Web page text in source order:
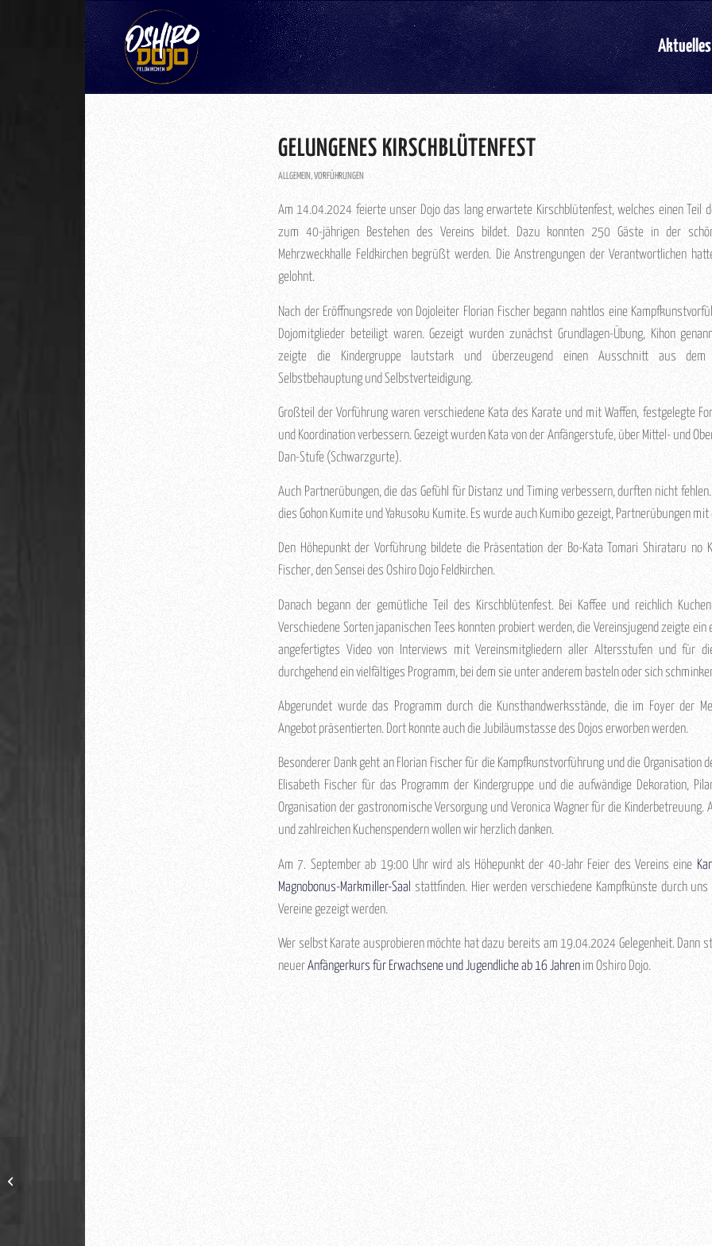
Aktuelles
GELUNGENES KIRSCHBLÜTENFEST
ALLGEMEIN,VORFÜHRUNGEN
Am 14.04.2024 feierte unser Dojo das lang erwartete Kirschblütenfest, welches einen Teil
zum 40-jährigen Bestehen des Vereins bildet. Dazu konnten 250 Gäste in der
Mehrzweckhalle Feldkirchen begrüßt werden. Die Anstrengungen der Verantwortlichen
gelohnt.
Nach der Eröffnungsrede von Dojoleiter Florian Fischer begann nahtlos eine
Dojomitglieder beteiligt waren. Gezeigt wurden zunächst Grundlagen-Übung, Kihon
zeigte die Kindergruppe lautstark und überzeugend einen Ausschnitt aus dem
Selbstbehauptung und Selbstverteidigung.
Großteil der Vorführung waren verschiedene Kata des Karate und mit Waffen, festgelegte
und Koordination verbessern. Gezeigt wurden Kata von der Anfängerstufe, über Mittel- und
Dan-Stufe (Schwarzgurte).
Auch Partnerübungen, die das Gefühl für Distanz und Timing verbessern, durften nicht
dies Gohon Kumite und Yakusoku Kumite. Es wurde auch Kumibo gezeigt, Partnerübungen mit
Den Höhepunkt der Vorführung bildete die Präsentation der Bo-Kata Tomari Shirataru no
Fischer, den Sensei des Oshiro Dojo Feldkirchen.
Danach begann der gemütliche Teil des Kirschblütenfest. Bei Kaffee und reichlich
Verschiedene Sorten japanischen Tees konnten probiert werden, die Vereinsjugend zeigte ein
angefertigtes Video von Interviews mit Vereinsmitgliedern aller Altersstufen und für
durchgehend ein vielfältiges Programm, bei dem sie unter anderem basteln oder sich
Abgerundet wurde das Programm durch die Kunsthandwerksstände, die im Foyer der
Angebot präsentierten. Dort konnte auch die Jubiläumstasse des Dojos erworben werden.
Besonderer Dank geht an Florian Fischer für die Kampfkunstvorführung und die Organisation
Elisabeth Fischer für das Programm der Kindergruppe und die aufwändige Dekoration,
Organisation der gastronomische Versorgung und Veronica Wagner für die Kinderbetreuung.
und zahlreichen Kuchenspendern wollen wir herzlich danken.
Am 7. September ab 19:00 Uhr wird als Höhepunkt der 40-Jahr Feier des Vereins eine
Magnobonus-Markmiller-Saal stattfinden. Hier werden verschiedene Kampfkünste durch
Vereine gezeigt werden.
Wer selbst Karate ausprobieren möchte hat dazu bereits am 19.04.2024 Gelegenheit. Dann
neuerAnfängerkurs für Erwachsene und Jugendliche ab 16 Jahren im Oshiro Dojo.